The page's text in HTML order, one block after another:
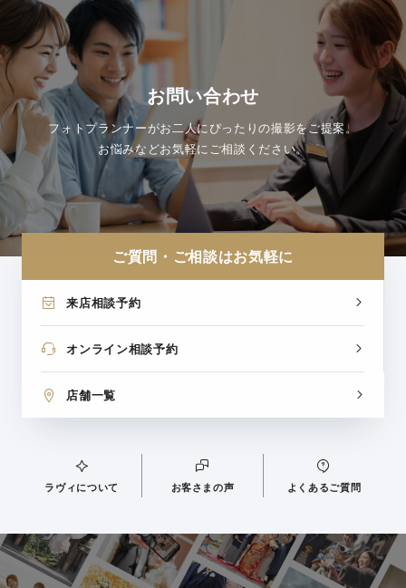
お問い合わせ
フォトプランナーがお二人にぴったりの撮影をご提案。
お悩みなどお気軽にご相談ください。
ご質問・ご相談はお気軽に
来店相談予約
オンライン相談予約
店舗一覧
ラヴィについて お客さまの声 よくあるご質問